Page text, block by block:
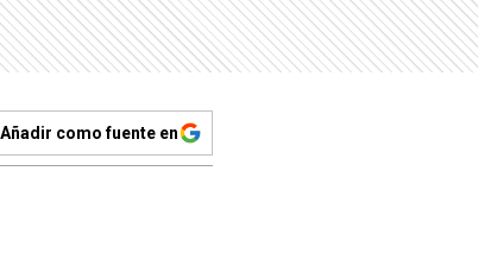
Añadir como fuente en